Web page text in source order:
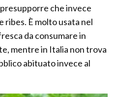
che invece
ribes. È molto usata nel
da consumare in
mentre in Italia non trova
abituato invece al